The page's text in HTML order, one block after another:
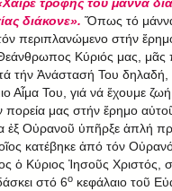
διάκονε». Ὅπως τό
περιπλανώμενο στήν
Κύριός μας, μᾶς
τήν Ἀνάστασή Του δηλαδή,
Αἷμα Του, γιά νά ἔχουμε ζωή
πορεία μας στήν ἔρημο
ἐξ Οὐρανοῦ ὑπῆρξε ἁπλή
κατέβηκε ἀπό τόν
ὁ Kύριος Ἰησοῦς
στό 6ο κεφάλαιο τοῦ